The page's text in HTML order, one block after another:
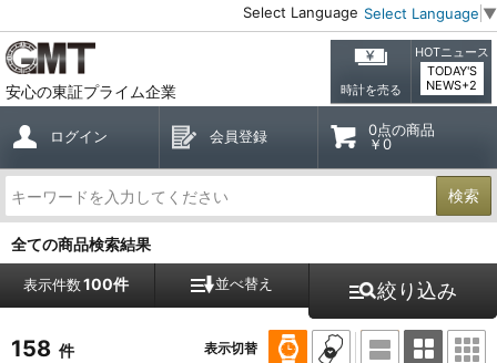
Select Language Select Language ▼
安心の東証プライム企業 時計を売る
HOTニュース
TODAY'S
NEWS+2
ログイン 会員登録
0点の商品
￥0
検索
全ての商品検索結果
表示件数100件 並べ替え 絞り込み
158 件 表示切替